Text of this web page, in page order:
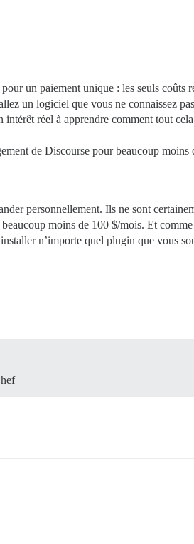
un paiement unique : les seuls coûts
un logiciel que vous ne connaissez
réel à apprendre comment tout
de Discourse pour beaucoup
personnellement. Ils ne sont
moins de 100 $/mois. Et comme
n’importe quel plugin que vous